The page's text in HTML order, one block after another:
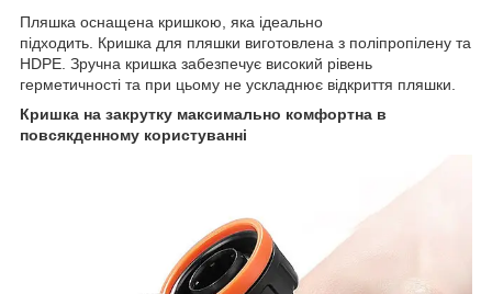
Пляшка оснащена кришкою, яка ідеально
підходить. Кришка для пляшки виготовлена з поліпропілену та
HDPE. Зручна кришка забезпечує високий рівень
герметичності та при цьому не ускладнює відкриття пляшки.
Кришка на закрутку максимально комфортна в
повсякденному користуванні